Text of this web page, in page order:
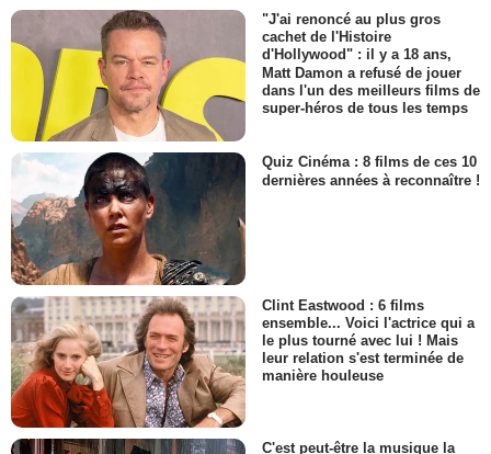
"J'ai renoncé au plus gros
cachet de l'Histoire
d'Hollywood" : il y a 18 ans,
Matt Damon a refusé de jouer
dans l'un des meilleurs films de
super-héros de tous les temps
Quiz Cinéma : 8 films de ces 10
dernières années à reconnaître !
Clint Eastwood : 6 films
ensemble... Voici l'actrice qui a
le plus tourné avec lui ! Mais
leur relation s'est terminée de
manière houleuse
C'est peut-être la musique la